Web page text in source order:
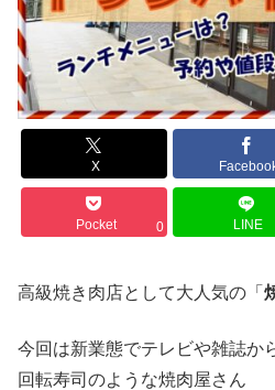
X
Pocket 0 LINE
高級焼き肉店として大人気の「
今回は新業態でテレビや雑誌か
回転寿司のような焼肉屋さん